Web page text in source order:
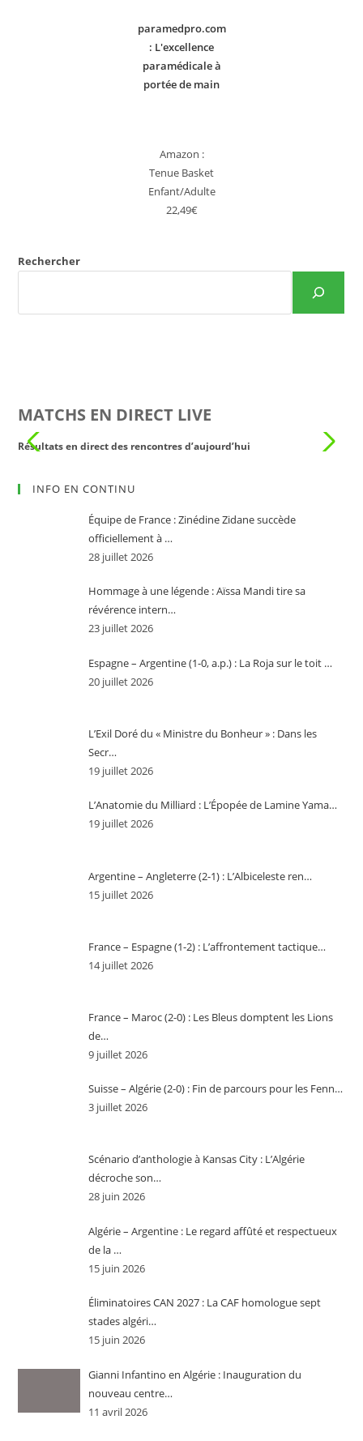
paramedpro.com
: L'excellence
paramédicale à
portée de main
Amazon :
Tenue Basket
Enfant/Adulte
22,49€
Rechercher
MATCHS EN DIRECT LIVE
Résultats en direct des rencontres d’aujourd’hui
INFO EN CONTINU
Équipe de France : Zinédine Zidane succède
officiellement à …
28 juillet 2026
Hommage à une légende : Aïssa Mandi tire sa
révérence intern…
23 juillet 2026
Espagne – Argentine (1-0, a.p.) : La Roja sur le toit …
20 juillet 2026
L’Exil Doré du « Ministre du Bonheur » : Dans les
Secr…
19 juillet 2026
L’Anatomie du Milliard : L’Épopée de Lamine Yama…
19 juillet 2026
Argentine – Angleterre (2-1) : L’Albiceleste ren…
15 juillet 2026
France – Espagne (1-2) : L’affrontement tactique…
14 juillet 2026
France – Maroc (2-0) : Les Bleus domptent les Lions
de…
9 juillet 2026
Suisse – Algérie (2-0) : Fin de parcours pour les Fenn…
3 juillet 2026
Scénario d’anthologie à Kansas City : L’Algérie
décroche son…
28 juin 2026
Algérie – Argentine : Le regard affûté et respectueux
de la …
15 juin 2026
Éliminatoires CAN 2027 : La CAF homologue sept
stades algéri…
15 juin 2026
Gianni Infantino en Algérie : Inauguration du
nouveau centre…
11 avril 2026